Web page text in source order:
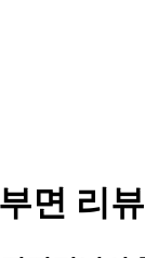
면 리뷰